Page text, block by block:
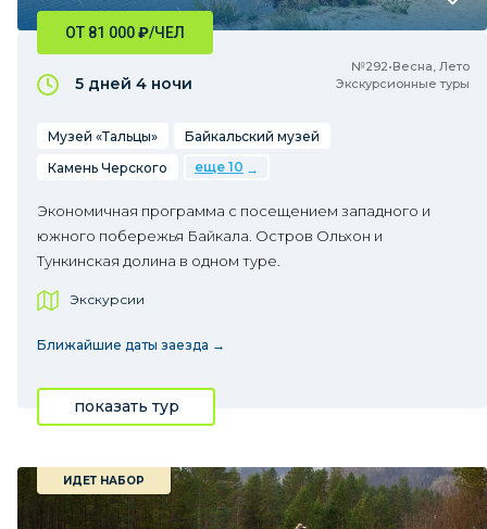
№292•Весна, Лето
Экскурсионные туры
ОТ 81 000₽/ЧЕЛ
5 дней 4 ночи
Музей «Тальцы»
Байкальский музей
Камень Черского
еще 10
Экономичная программа с посещением западного и
южного побережья Байкала. Остров Ольхон и
Тункинская долина в одном туре.
Экскурсии
Ближайшие даты заезда →
показать тур
ИДЕТ НАБОР